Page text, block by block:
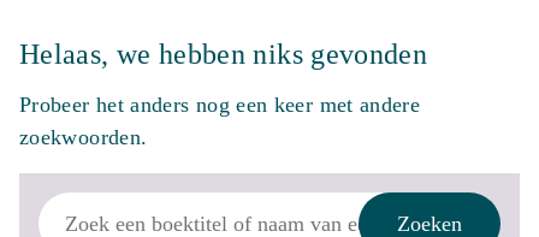
Helaas, we hebben niks gevonden
Probeer het anders nog een keer met andere
zoekwoorden.
Zoek
Zoeken